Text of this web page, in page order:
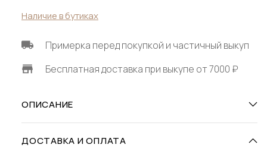
Наличие в бутиках
Примерка перед покупкой и частичный выкуп
Бесплатная доставка при выкупе от 7000 ₽
ОПИСАНИЕ
ДОСТАВКА И ОПЛАТА